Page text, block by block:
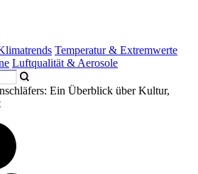
Temperatur & Extremwerte
Luftqualität & Aerosole
Ein Überblick über Kultur,